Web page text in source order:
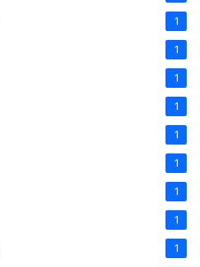
1
1
1
1
1
1
1
1
1